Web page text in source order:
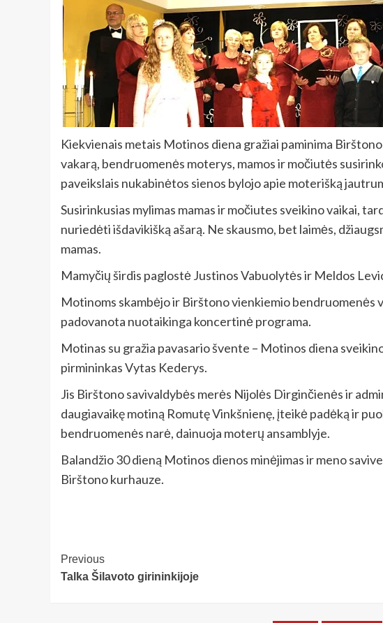
Kiekvienais metais Motinos diena gražiai paminima
vakarą, bendruomenės moterys, mamos ir močiutės
paveikslais nukabinėtos sienos bylojo apie moterišką
Susirinkusias mylimas mamas ir močiutes sveikino vaikai,
nuriedėti išdavikišką ašarą. Ne skausmo, bet laimės,
mamas.
Mamyčių širdis paglostė Justinos Vabuolytės ir Meldos
Motinoms skambėjo ir Birštono vienkiemio bendruomenės
padovanota nuotaikinga koncertinė programa.
Motinas su gražia pavasario švente – Motinos diena
pirmininkas Vytas Kederys.
Jis Birštono savivaldybės merės Nijolės Dirginčienės ir
daugiavaikę motiną Romutę Vinkšnienę, įteikė padėką ir
bendruomenės narė, dainuoja moterų ansamblyje.
Balandžio 30 dieną Motinos dienos minėjimas ir meno
Birštono kurhauze.
Post
Navigation
Previous
Talka Šilavoto girininkijoje